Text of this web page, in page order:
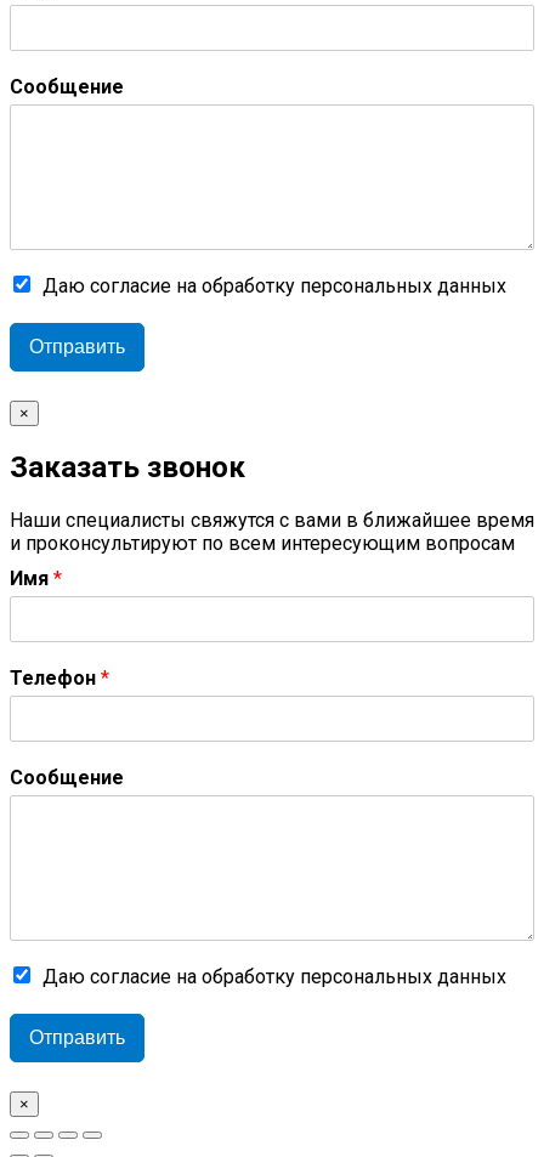
Сообщение
Даю согласие на обработку персональных данных
Отправить
×
Заказать звонок
Наши специалисты свяжутся с вами в ближайшее время
и проконсультируют по всем интересующим вопросам
Имя *
Телефон *
Сообщение
Даю согласие на обработку персональных данных
Отправить
×